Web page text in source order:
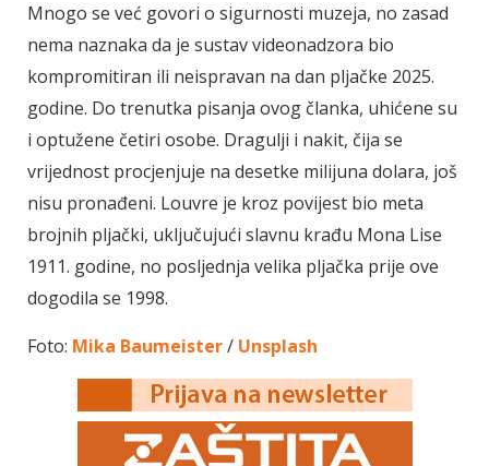
Mnogo se već govori o sigurnosti muzeja, no zasad
nema naznaka da je sustav videonadzora bio
kompromitiran ili neispravan na dan pljačke 2025.
godine. Do trenutka pisanja ovog članka, uhićene su
i optužene četiri osobe. Dragulji i nakit, čija se
vrijednost procjenjuje na desetke milijuna dolara, još
nisu pronađeni. Louvre je kroz povijest bio meta
brojnih pljački, uključujući slavnu krađu Mona Lise
1911. godine, no posljednja velika pljačka prije ove
dogodila se 1998.
Foto: Mika Baumeister/ Unsplash